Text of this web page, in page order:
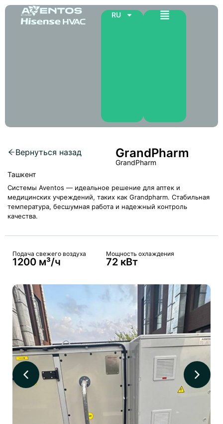
RU
Вернуться назад GrandPharm
GrandPharm
Ташкент
Системы Aventos — идеальное решение для аптек и
медицинских учреждений, таких как Grandpharm. Стабильная
температура, бесшумная работа и надежный контроль
качества.
Подача свежего воздуха
1200 м³/ч
Мощность охлаждения
72 кВт